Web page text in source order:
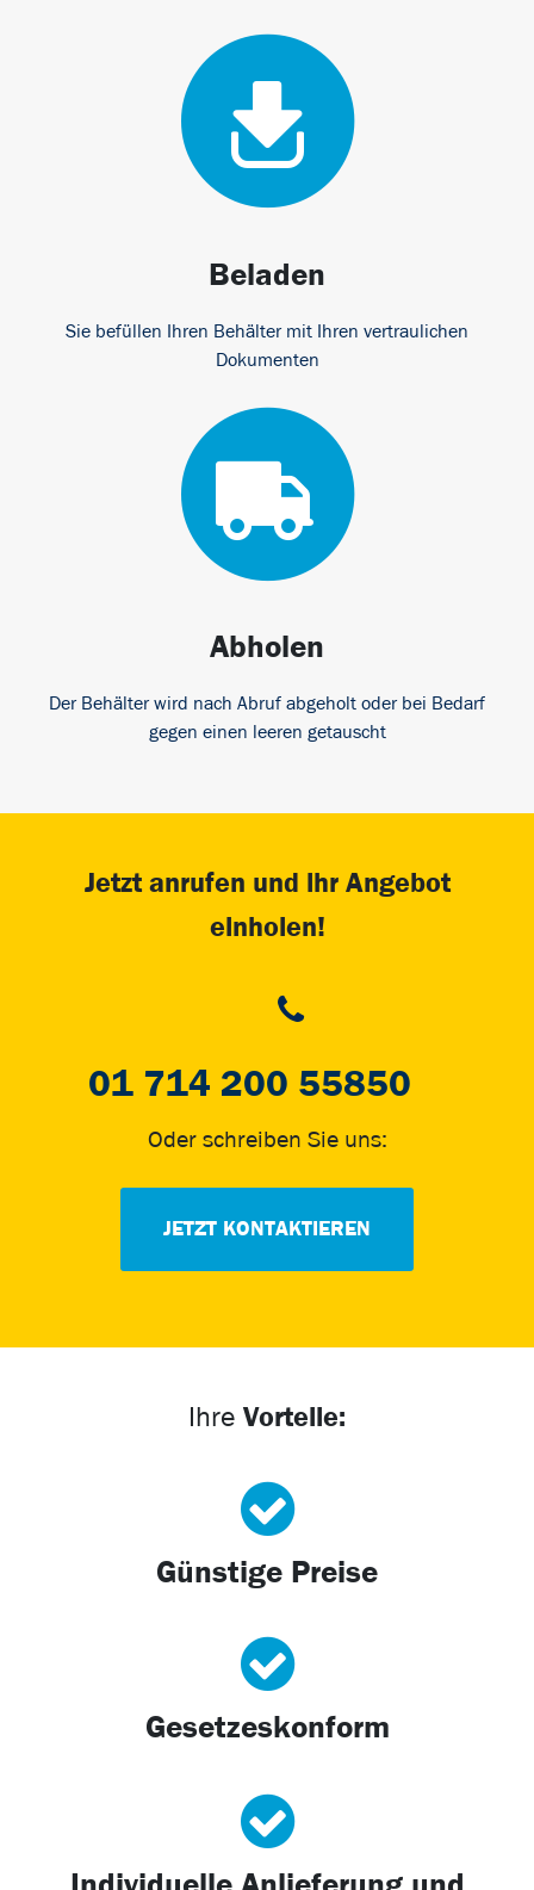
Beladen
Sie befüllen Ihren Behälter mit Ihren vertraulichen
Dokumenten
Abholen
Der Behälter wird nach Abruf abgeholt oder bei Bedarf
gegen einen leeren getauscht
Jetzt anrufen und ihr Angebot
einholen!
01 714 200 55850
Oder schreiben Sie uns:
JETZT KONTAKTIEREN
Ihre Vorteile:
Günstige Preise
Gesetzeskonform